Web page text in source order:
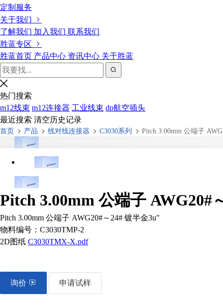
定制服务
关于我们
了解我们 加入我们 联系我们
胜蓝专区
胜蓝首页 产品中心 资讯中心 关于胜蓝
热门搜索
m12线束 m12连接器 工业线束 dp航空插头
最近搜索 清空历史记录
首页 产品 线对线连接器 C3030系列 Pitch 3.00mm 公端子
Pitch 3.00mm 公端子 AWG20#
Pitch 3.00mm 公端子 AWG20#～24# 镀半金3u"
物料编号： C3030TMP-2
2D图纸 C3030TMX-X.pdf
询价 申请试样